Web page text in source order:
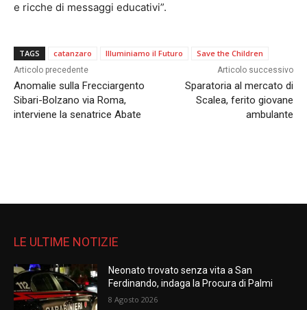
e ricche di messaggi educativi”.
TAGS catanzaro Illuminiamo il Futuro Save the Children
Articolo precedente
Anomalie sulla Frecciargento
Sibari-Bolzano via Roma,
interviene la senatrice Abate
Articolo successivo
Sparatoria al mercato di
Scalea, ferito giovane
ambulante
LE ULTIME NOTIZIE
Neonato trovato senza vita a San
Ferdinando, indaga la Procura di Palmi
8 Agosto 2026